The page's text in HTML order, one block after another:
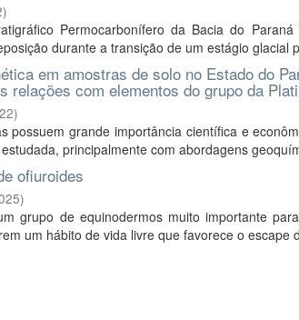
)
Permocarbonífero da Bacia do
durante a transição de um estágio glacial
em amostras de solo no Estado do
relações com elementos do grupo da
)
possuem grande importância científica e
principalmente com abordagens
ofiuroides
)
grupo de equinodermos muito importante
um hábito de vida livre que favorece o escape